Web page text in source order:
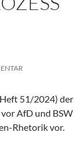
51/2024) der
AfD und BSW
Rhetorik vor.